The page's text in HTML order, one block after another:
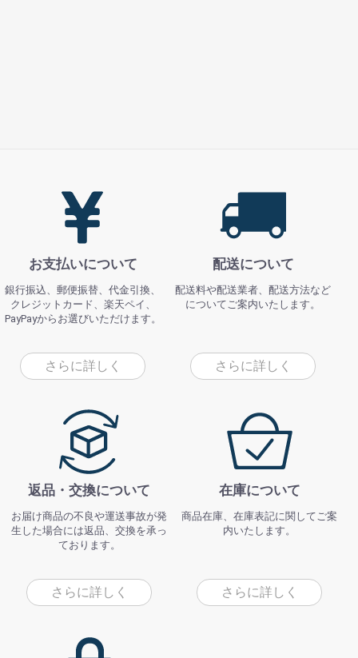
お支払いについて
銀行振込、郵便振替、代金引換、
クレジットカード、楽天ペイ、
PayPayからお選びいただけます。
さらに詳しく
配送について
配送料や配送業者、配送方法など
についてご案内いたします。
さらに詳しく
返品・交換について
お届け商品の不良や運送事故が発
生した場合には返品、交換を承っ
ております。
さらに詳しく
在庫について
商品在庫、在庫表記に関してご案
内いたします。
さらに詳しく